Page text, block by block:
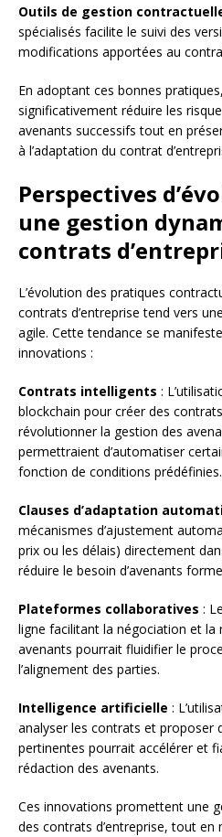
Outils de gestion
spécialisés facilite le suivi des
modifications apportées au
En adoptant ces bonnes
significativement réduire les
avenants successifs tout en
à l’adaptation du contrat
Perspectives
une gestion
contrats
L’évolution des pratiques
contrats d’entreprise tend vers
agile. Cette tendance se
innovations :
Contrats intelligents :
blockchain pour créer des
révolutionner la gestion des
permettraient d’automatiser
fonction de conditions prédéfinies.
Clauses d’adaptation
mécanismes d’ajustement
prix ou les délais) directement
réduire le besoin d’avenants
Plateformes collaboratives :
ligne facilitant la négociation et la
avenants pourrait fluidifier le
l’alignement des parties.
Intelligence artificielle :
analyser les contrats et proposer
pertinentes pourrait accélérer et
rédaction des avenants.
Ces innovations promettent une
des contrats d’entreprise, tout